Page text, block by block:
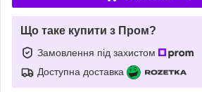
Що таке купити з Пром?
Замовлення під захистом
Доступна доставка